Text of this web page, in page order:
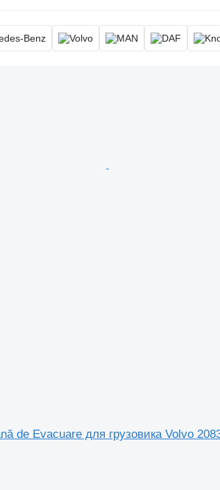
de Evacuare для грузовика Volvo